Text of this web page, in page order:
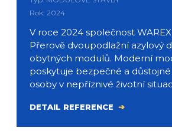
Rok: 2024
V roce 2024 společnost
Přerově dvoupodlažní azylový
obytných modulů. Moderní
poskytuje bezpečné a
osoby v nepříznivé životní
DETAIL REFERENCE